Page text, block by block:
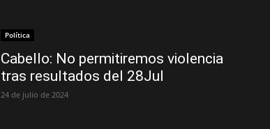
Política
Cabello: No permitiremos violencia
tras resultados del 28Jul
24 de julio de 2024